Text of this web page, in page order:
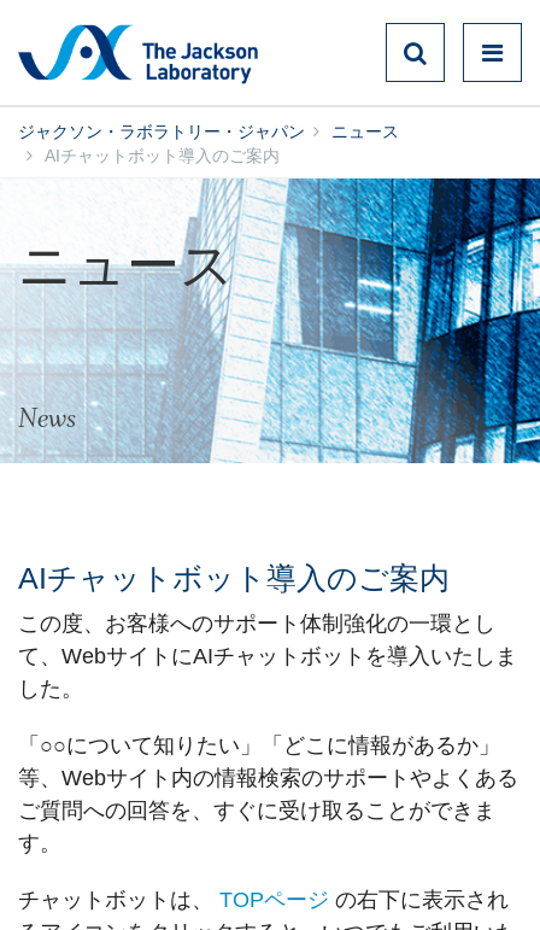
ジャクソン・ラボラトリー・ジャパン
ニュース
AIチャットボット導入のご案内
ニュース
News
AIチャットボット導入のご案内
この度、お客様へのサポート体制強化の一環とし
て、WebサイトにAIチャットボットを導入いたしま
した。
「○○について知りたい」「どこに情報があるか」
等、Webサイト内の情報検索のサポートやよくある
ご質問への回答を、すぐに受け取ることができま
す。
チャットボットは、 TOPページ の右下に表示され